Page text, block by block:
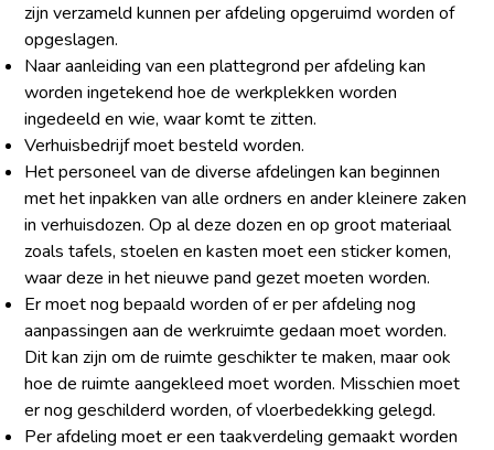
zijn verzameld kunnen per afdeling opgeruimd worden of
opgeslagen.
Naar aanleiding van een plattegrond per afdeling kan
worden ingetekend hoe de werkplekken worden
ingedeeld en wie, waar komt te zitten.
Verhuisbedrijf moet besteld worden.
Het personeel van de diverse afdelingen kan beginnen
met het inpakken van alle ordners en ander kleinere zaken
in verhuisdozen. Op al deze dozen en op groot materiaal
zoals tafels, stoelen en kasten moet een sticker komen,
waar deze in het nieuwe pand gezet moeten worden.
Er moet nog bepaald worden of er per afdeling nog
aanpassingen aan de werkruimte gedaan moet worden.
Dit kan zijn om de ruimte geschikter te maken, maar ook
hoe de ruimte aangekleed moet worden. Misschien moet
er nog geschilderd worden, of vloerbedekking gelegd.
Per afdeling moet er een taakverdeling gemaakt worden